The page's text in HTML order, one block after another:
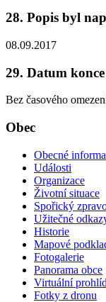
28. Popis byl
08.09.2017
29. Datum
Bez časového
Obec
Obecné
Události
Organizace
Životní situace
Spořický
Užitečné
Historie
Mapové
Fotogalerie
Panorama obce
Virtuální
Fotky z dronu